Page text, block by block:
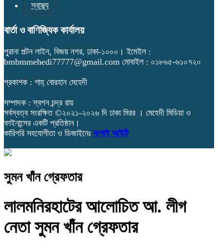
স্বাস্থ্য
বার্তা ও বাণিজ্যিক কার্যালয়
পুরানা পল্টন লাইন, বিজয় নগর, ঢাকা-১০০০। ইমেইল :
bmbmmehedi77777@gmail.com মোবাইল : ০১৮৬৫-৬১০৭২০
প্রকাশক : শাহ্ বোরহান মেহেদী
সম্পাদক : স্বপন চন্দ্র রায়
সর্বস্বত্ব সংরক্ষিত ©২০২১-২০২৬ দি ঢাকা মিরর । মেহেদী মিডিয়া ও
ফাইনান্সের একটি প্রতিষ্ঠান।
কারিগরি সহযোগীতা ও ডিজাইনেঃ বংশাই আইটি
সুমন খাঁন গ্রেফতার
লালমনিরহাটের আলোচিত আ. লীগ
নেতা সুমন খাঁন গ্রেফতার